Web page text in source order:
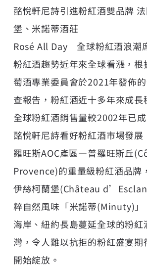
酩悅軒尼詩引進粉紅酒雙品牌
堡、米諾蒂酒莊
Rosé All Day 全球粉紅酒浪潮
粉紅酒趨勢近年來全球看漲，根
萄酒專業委員會於2021年發佈
查報告，粉紅酒近十多年來成
全球粉紅酒銷售量較2002年已
酩悅軒尼詩看好粉紅酒市場發展
羅旺斯AOC產區—普羅旺斯丘
Provence)的重量級粉紅酒品牌
伊絲柯蘭堡(Château
粹自然風味「米諾蒂(Minuty)」
海岸、紐約長島蔓延全球的粉紅
灣，令人難以抗拒的粉紅盛宴期
開始綻放。